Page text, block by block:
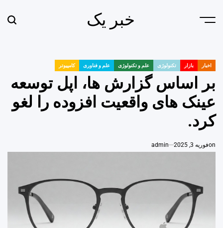
Menu خبر یک
POSTED
اخبار بازار تکنولوژی علم و تکنولوژی علم و فناوری کامپیوتر
بر اساس گزارش ها، اپل توسعه
عینک های واقعیت افزوده را لغو
کرد.
onفوریه 3, 2025 admin